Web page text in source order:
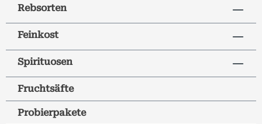
Rebsorten
Feinkost
Spirituosen
Fruchtsäfte
Probierpakete